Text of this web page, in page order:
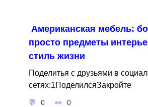
Американская мебель:
просто предметы
стиль жизни
Поделитья с друзьями в
сетях:1ПоделилсяЗакройте
0 0